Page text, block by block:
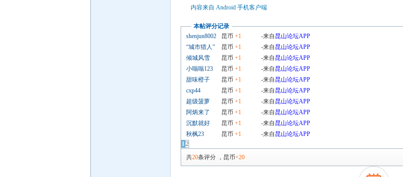
内容来自 Android 手机客户端
本帖评分记录
shenjun8002
昆币 +1 -来自 昆山论坛APP
“城市猎人”
昆币 +1 -来自 昆山论坛APP
倾城风雪
昆币 +1 -来自 昆山论坛APP
小嗡嗡123
昆币 +1 -来自 昆山论坛APP
甜味橙子
昆币 +1 -来自 昆山论坛APP
cxp44
昆币 +1 -来自 昆山论坛APP
超级菠萝
昆币 +1 -来自 昆山论坛APP
阿炳来了
昆币 +1 -来自 昆山论坛APP
沉默就好
昆币 +1 -来自 昆山论坛APP
秋枫23
昆币 +1 -来自 昆山论坛APP
12
共20条评分 ， 昆币+20